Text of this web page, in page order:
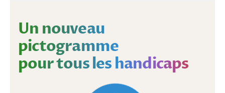
Un nouveau
pictogramme
pour tous les handicaps